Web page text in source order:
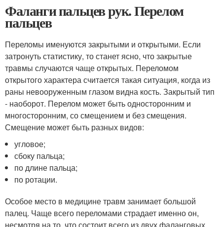
Фаланги пальцев рук. Перелом
пальцев
Переломы именуются закрытыми и открытыми. Если
затронуть статистику, то станет ясно, что закрытые
травмы случаются чаще открытых. Переломом
открытого характера считается такая ситуация, когда из
раны невооруженным глазом видна кость. Закрытый тип
- наоборот. Перелом может быть односторонним и
многосторонним, со смещением и без смещения.
Смещение может быть разных видов:
угловое;
сбоку пальца;
по длине пальца;
по ротации.
Особое место в медицине травм занимает большой
палец. Чаще всего переломами страдает именно он,